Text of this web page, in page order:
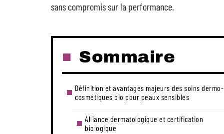
sans compromis sur la performance.
Sommaire
Définition et avantages majeurs des soins dermo-
cosmétiques bio pour peaux sensibles
Alliance dermatologique et certification
biologique